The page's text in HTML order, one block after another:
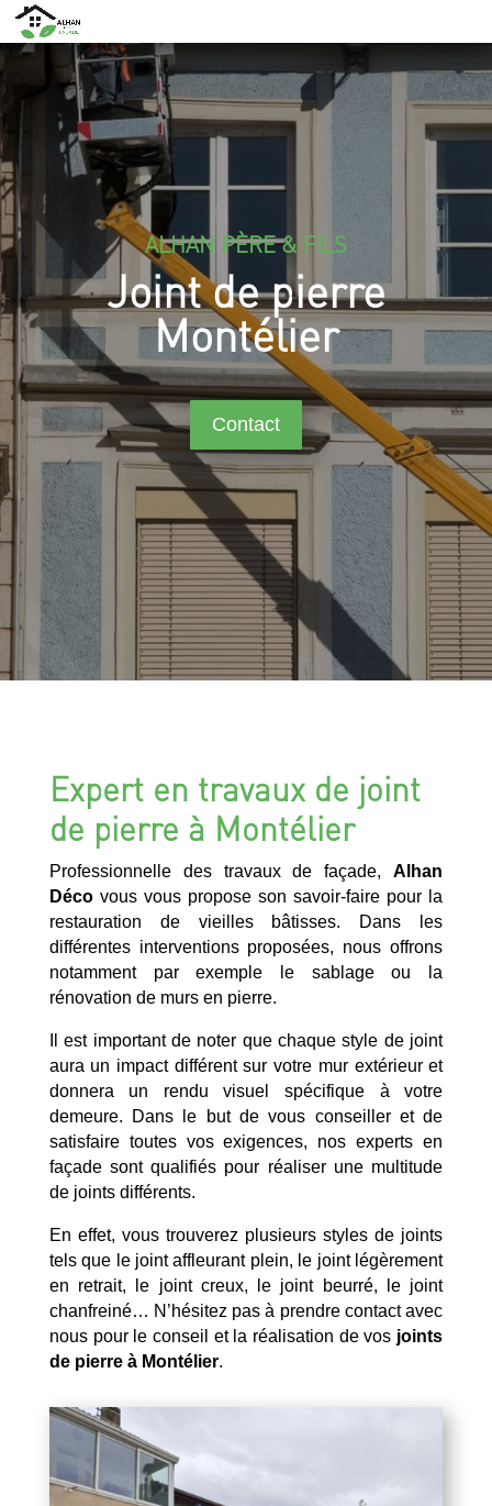
ALHAN PÈRE & FILS
Joint de pierre
Montélier
Contact
Expert en travaux de joint
de pierre à Montélier
Professionnelle des travaux de façade,Alhan
Décovous vous propose son savoir-faire pour la
restauration de vieilles bâtisses. Dans les
différentes interventions proposées, nous offrons
notamment par exemple le sablage ou la
rénovation de murs en pierre.
Il est important de noter que chaque style de joint
aura un impact différent sur votre mur extérieur et
donnera un rendu visuel spécifique à votre
demeure. Dans le but de vous conseiller et de
satisfaire toutes vos exigences, nos experts en
façade sont qualifiés pour réaliser une multitude
de joints différents.
En effet, vous trouverez plusieurs styles de joints
tels que le joint affleurant plein, le joint légèrement
en retrait, le joint creux, le joint beurré, le joint
chanfreiné… N’hésitez pas à prendre contact avec
nous pour le conseil et la réalisation de vos joints
de pierre à Montélier.